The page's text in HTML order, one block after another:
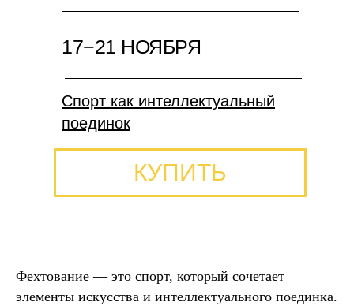
17−21 НОЯБРЯ
Спорт как интеллектуальный
поединок
КУПИТЬ
Фехтование — это спорт, который сочетает
элементы искусства и интеллектуального поединка.